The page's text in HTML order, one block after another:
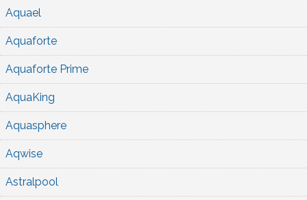
Aquael
Aquaforte
Aquaforte Prime
AquaKing
Aquasphere
Aqwise
Astralpool